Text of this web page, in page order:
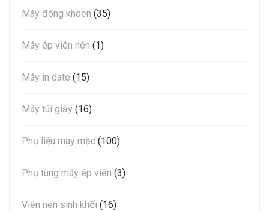
Máy đóng khoen (35)
Máy ép viên nén (1)
Máy in date (15)
Máy túi giấy (16)
Phụ liệu may mặc (100)
Phụ tùng máy ép viên (3)
Viên nén sinh khối (16)